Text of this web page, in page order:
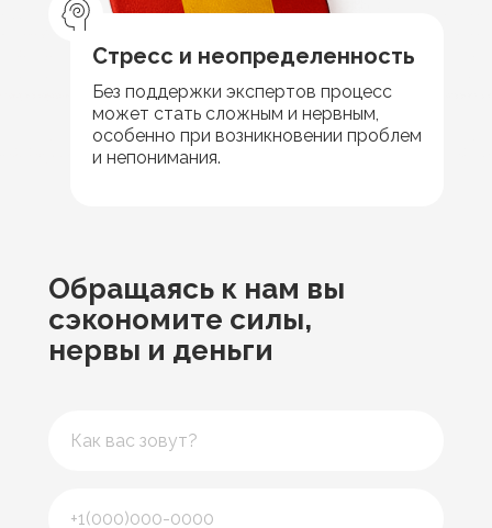
Без поддержки экспертов процесс
может стать сложным и нервным,
особенно при возникновении проблем
и непонимания.
Стресс и неопределенность
Обращаясь к нам вы
сэкономите силы,
нервы и деньги